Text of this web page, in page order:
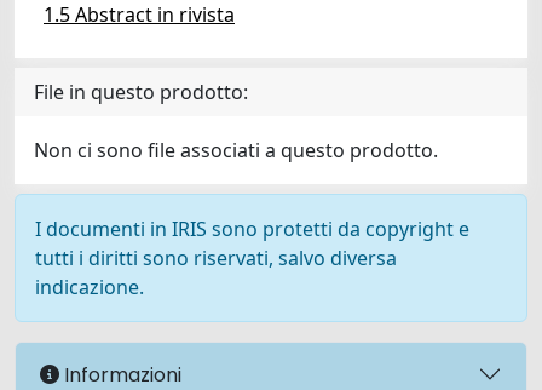
1.5 Abstract in rivista
File in questo prodotto:
Non ci sono file associati a questo prodotto.
I documenti in IRIS sono protetti da copyright e
tutti i diritti sono riservati, salvo diversa
indicazione.
Informazioni